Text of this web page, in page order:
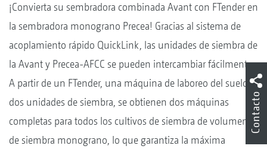
¡Convierta su sembradora combinada Avant con FTender en
la sembradora monograno Precea! Gracias al sistema de
acoplamiento rápido QuickLink, las unidades de siembra de
la Avant y Precea-AFCC se pueden intercambiar fácilmente.
A partir de un FTender, una máquina de laboreo del suelo y
dos unidades de siembra, se obtienen dos máquinas
completas para todos los cultivos de siembra de volumen y
de siembra monograno, lo que garantiza la máxima
Contacto